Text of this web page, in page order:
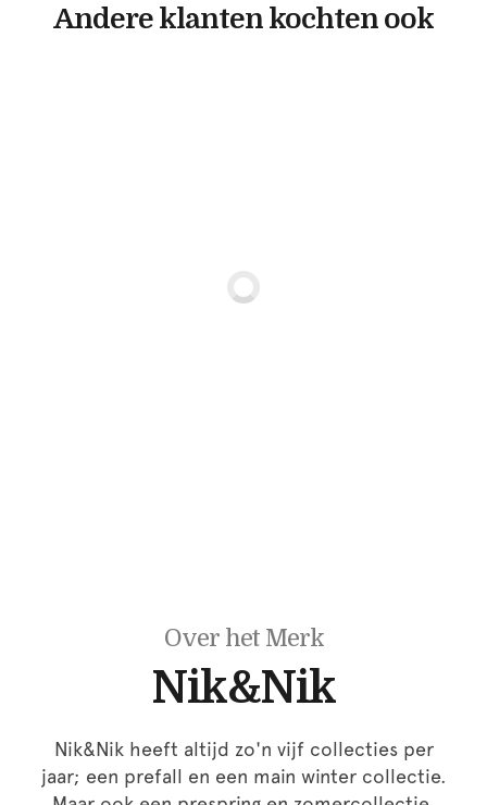
Andere klanten kochten ook
Over het Merk
Nik&Nik
Nik&Nik heeft altijd zo'n vijf collecties per
jaar; een prefall en een main winter collectie.